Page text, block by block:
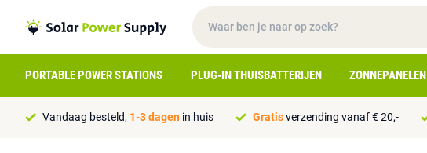
PORTABLE POWER STATIONS PLUG-IN THUISBATTERIJEN ZONNEPANELEN
Vandaag besteld, 1-3 dagen in huis Gratisverzending vanaf € 20,-